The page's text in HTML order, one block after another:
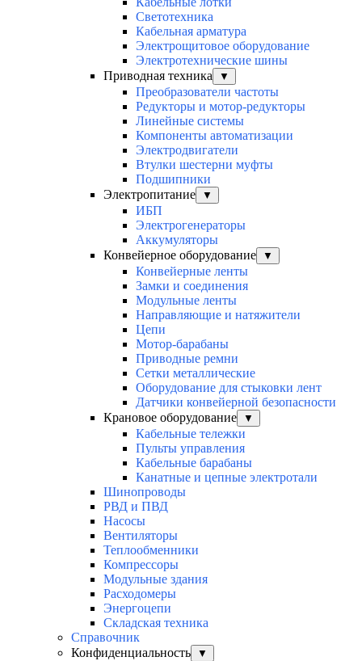
Светотехника
Кабельная арматура
Электрощитовое оборудование
Электротехнические шины
Приводная техника
▼
Преобразователи частоты
Редукторы и мотор-редукторы
Линейные системы
Компоненты автоматизации
Электродвигатели
Втулки шестерни муфты
Подшипники
Электропитание
▼
ИБП
Электрогенераторы
Аккумуляторы
Конвейерное оборудование
▼
Конвейерные ленты
Замки и соединения
Модульные ленты
Направляющие и натяжители
Цепи
Мотор-барабаны
Приводные ремни
Сетки металлические
Оборудование для стыковки лент
Датчики конвейерной безопасности
Крановое оборудование
▼
Кабельные тележки
Пульты управления
Кабельные барабаны
Канатные и цепные электротали
Шинопроводы
РВД и ПВД
Насосы
Вентиляторы
Теплообменники
Компрессоры
Модульные здания
Расходомеры
Энергоцепи
Складская техника
Справочник
Конфиденциальность
▼